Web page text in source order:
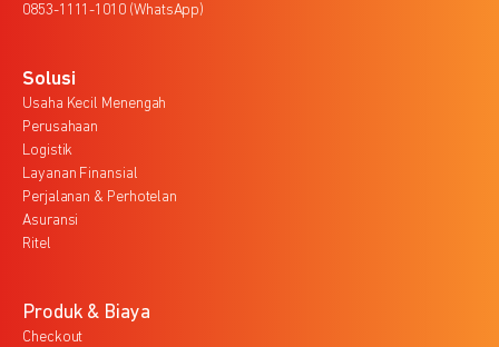
0853-1111-1010 (WhatsApp)
Solusi
Usaha Kecil Menengah
Perusahaan
Logistik
Layanan Finansial
Perjalanan & Perhotelan
Asuransi
Ritel
Produk & Biaya
Checkout